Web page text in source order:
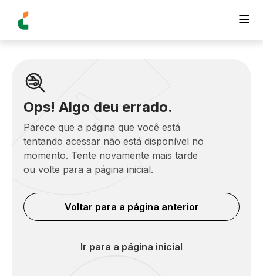
Ops! Algo deu errado.
Parece que a página que você está
tentando acessar não está disponível no
momento. Tente novamente mais tarde
ou volte para a página inicial.
Voltar para a página anterior
Ir para a página inicial